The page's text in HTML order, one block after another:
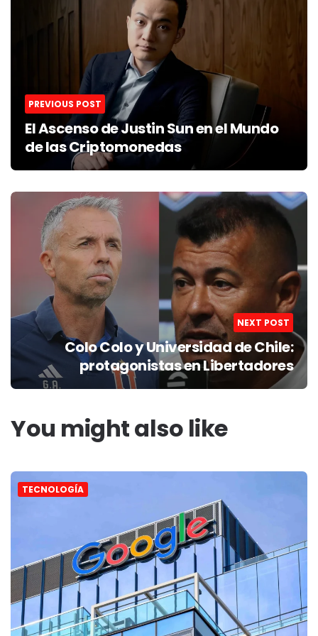
PREVIOUS POST
El Ascenso de Justin Sun en el Mundo
de las Criptomonedas
NEXT POST
Colo Colo y Universidad de Chile:
protagonistas en Libertadores
You might also like
TECNOLOGÍA